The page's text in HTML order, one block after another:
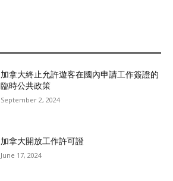
加拿大終止允許遊客在國內申請工作簽證的
臨時公共政策
September 2, 2024
加拿大開放工作許可證
June 17, 2024